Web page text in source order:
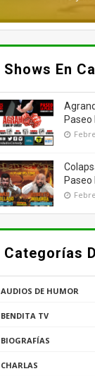
Shows En
Paseo
Paseo
Categorías
AUDIOS DE HUMOR
BENDITA TV
BIOGRAFÍAS
CHARLAS